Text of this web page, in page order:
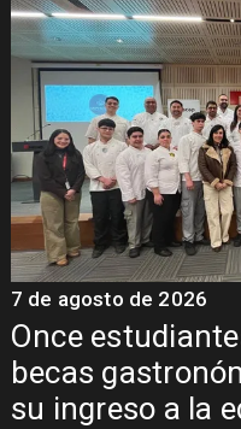
Once
becas
su ingreso a la
7 de agosto de 2026